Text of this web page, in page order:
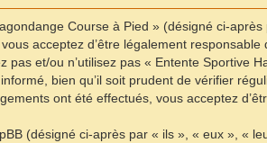
Course à Pied » (désigné ci-
acceptez d’être légalement
pas et/ou n’utilisez pas « Entente
bien qu’il soit prudent de vérifier
ont été effectués, vous acceptez
(désigné ci-après par « ils », « eux », «